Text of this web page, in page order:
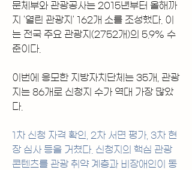
문체부와 관광공사는 2015년부터 올해까
지 '열린 관광지' 162개 소를 조성했다. 이
는 전국 주요 관광지(2752개)의 5.9% 수
준이다.
이번에 응모한 지방자치단체는 35개, 관광
지는 86개로 신청지 수가 역대 가장 많았
다.
1차 신청 자격 확인, 2차 서면 평가, 3차 현
장 심사 등을 거쳤다. 신청지의 핵심 관광
콘텐츠를 관광 취약 계층과 비장애인이 동